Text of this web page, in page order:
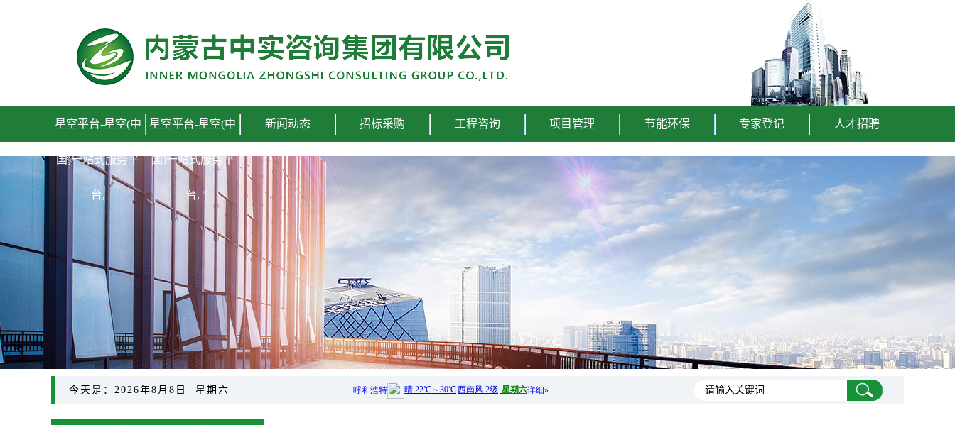
星空平台-星空(中
国)一站式服务平
台,
星空平台-星空(中
国)一站式服务平
台,
新闻动态 招标采购 工程咨询 项目管理 节能环保 专家登记 人才招聘
今天是：2026年8月8日 星期六